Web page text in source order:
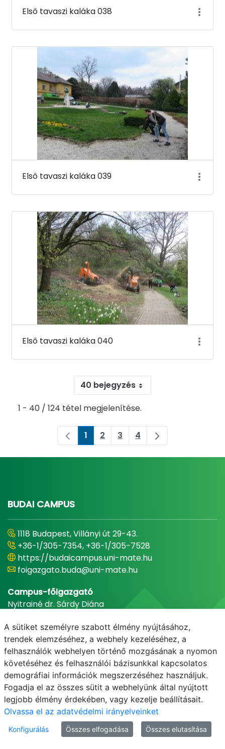
Első tavaszi kaláka 038
Első tavaszi kaláka 039
Első tavaszi kaláka 040
40 bejegyzés
1 - 40 / 124 tétel megjelenítése.
Oldal
1 Oldal
2 Oldal
3 Oldal
4
BUDAI CAMPUS
1118 Budapest, Villányi út 29-43.
+36-1/305-7354, +36-1/305-7528
https://budaicampus.uni-mate.hu
foigazgato.buda@uni-mate.hu
Campus-főigazgató
Nyitrainé dr. Sárdy Diána
E-mail Telefonkönyv NEPTUN
Adatvédelem
A sütiket személyre szabott élmény nyújtásához,
trendek elemzéséhez, a webhely kezeléséhez, a
felhasználók webhelyen történő mozgásának a nyomon
követéséhez és felhasználói bázisunkkal kapcsolatos
demográfiai információk megszerzéséhez használjuk.
Fogadja el az összes sütit a webhelyünk által nyújtott
legjobb élmény érdekében, vagy kezelje beállításait.
Olvassa el az adatvédelmi irányelveinket
Konfigurálás Összes elfogadása Összes elutasítása